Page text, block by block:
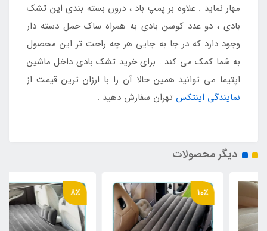
مهار نماید . علاوه بر پمپ باد ، درون بسته بندی این تشک
بادی ، دو عدد کوسن بادی به همراه ساک حمل دسته دار
وجود دارد که در جا به جایی هر چه راحت تر این محصول
به شما کمک می کند . برای خرید تشک بادی داخل ماشین
اپتیما می توانید همین حالا آن را با ارزان ترین قیمت از
نمایندگی اینتکس تهران سفارش دهید .
دیگر محصولات
8٪